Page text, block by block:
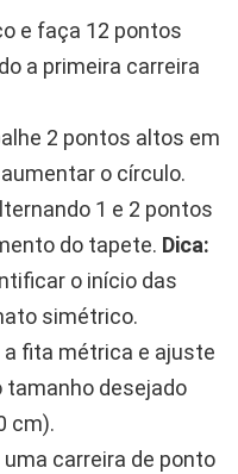
e faça 12 pontos
a primeira carreira
2 pontos altos em
o círculo.
1 e 2 pontos
do tapete. Dica:
o início das
simétrico.
fita métrica e ajuste
desejado
cm).
carreira de ponto